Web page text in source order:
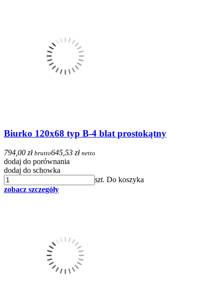
Biurko 120x68 typ B-4 blat prostokątny
794,00 zł brutto645,53 zł netto
dodaj do porównania
dodaj do schowka
szt. Do koszyka
zobacz szczegóły